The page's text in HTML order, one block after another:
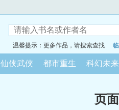
温馨提示：更多作品，请搜索查找
仙侠武侠 都市重生 科幻未来
页